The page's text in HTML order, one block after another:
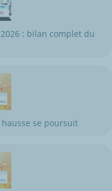
: bilan complet du
se poursuit